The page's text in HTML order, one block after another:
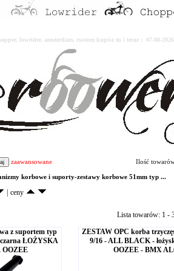
lowrider, amsterdam, custom kupisz tu i teraz : 07-08-
zaawansowane Ilość
korbowe i suporty-zestawy korbowe 51mm typ ...
ceny
Lista towarów: 1 -
z suportem typ
ŁOŻYSKA
ZESTAW OPC korba
9/16 - ALL BLACK -
OOZEE - BMX